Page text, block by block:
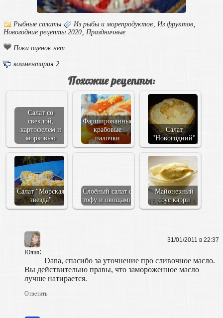
Рыбные салаты Из рыбы и морепродуктов Из фруктов
Новогодние рецепты 2020
Праздничные
Пока оценок нет
комментария 2
Похожие рецепты:
Салат со
свеклой,
картофелем и
морковью
Фаршированные
крабовые
палочки
Салат
"Новогодний"
Салат "Морская
звезда"
Слоёный салат с
тофу и овощами
Майонезный
соус карри
Юлия:
31/01/2011 в 22:37
Dana, спасибо за уточнение про сливочное масло.
Вы действительно правы, что замороженное масло
лучше натирается.
Ответить